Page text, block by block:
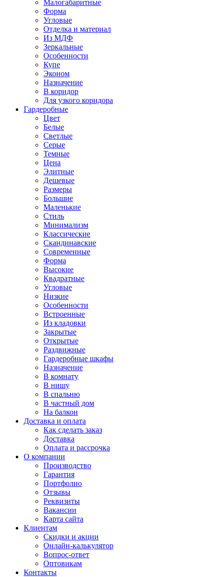
Малогабаритные
Форма
Угловые
Отделка и материал
Из МДФ
Зеркальные
Особенности
Купе
Эконом
Назначение
В коридор
Для узкого коридора
Гардеробные
Цвет
Белые
Светлые
Серые
Темные
Цена
Элитные
Дешевые
Размеры
Большие
Маленькие
Стиль
Минимализм
Классические
Скандинавские
Современные
Форма
Высокие
Квадратные
Угловые
Низкие
Особенности
Встроенные
Из кладовки
Закрытые
Открытые
Раздвижные
Гардеробные шкафы
Назначение
В комнату
В нишу
В спальню
В частный дом
На балкон
Доставка и оплата
Как сделать заказ
Доставка
Оплата и рассрочка
О компании
Производство
Гарантия
Портфолио
Отзывы
Реквизиты
Вакансии
Карта сайта
Клиентам
Скидки и акции
Онлайн-калькулятор
Вопрос-ответ
Оптовикам
Контакты